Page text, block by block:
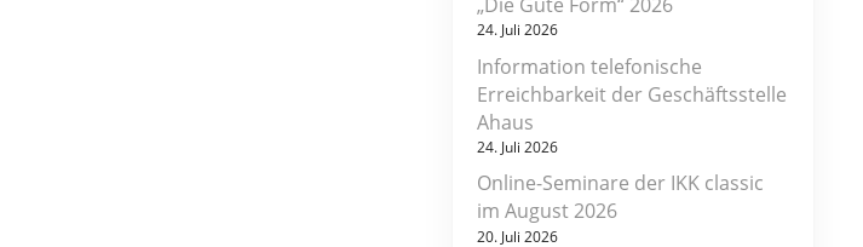
24. Juli 2026
Information telefonische
Erreichbarkeit der Geschäftsstelle
Ahaus
24. Juli 2026
Online-Seminare der IKK classic
im August 2026
20. Juli 2026